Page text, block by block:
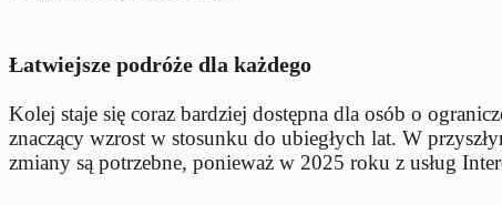
Łatwiejsze podróże dla każdego
Kolej staje się coraz bardziej dostępna dla osób o
znaczący wzrost w stosunku do ubiegłych lat. W
zmiany są potrzebne, ponieważ w 2025 roku z usług